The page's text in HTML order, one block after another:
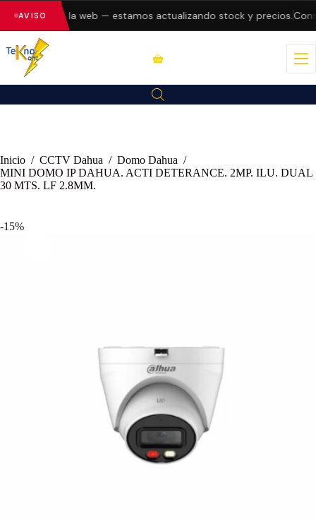
AVISO
errores en la web — estamos actualizando stock y precios.
Inicio / CCTV Dahua / Domo Dahua /
MINI DOMO IP DAHUA. ACTI DETERANCE. 2MP. ILU. DUAL
30 MTS. LF 2.8MM.
-15%